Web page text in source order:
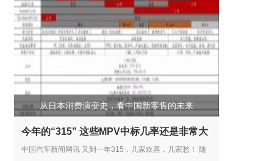
从日本消费演变史，看中国新零售的未来
今年的“315” 这些MPV中标几率还是非常大
中国汽车新闻网讯 又到一年315，几家欢喜，几家愁！ 随